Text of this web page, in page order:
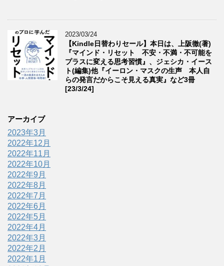
2023/03/24
【Kindle日替わりセール】本日は、上阪徹(著)
『マインド・リセット 不安・不満・不可能を
プラスに変える思考習慣』、ジェシカ・イース
ト(編集)他『イーロン・マスクの生声 本人自
らの発言だからこそ見える真実』など3冊
[23/3/24]
アーカイブ
2023年3月
2022年12月
2022年11月
2022年10月
2022年9月
2022年8月
2022年7月
2022年6月
2022年5月
2022年4月
2022年3月
2022年2月
2022年1月